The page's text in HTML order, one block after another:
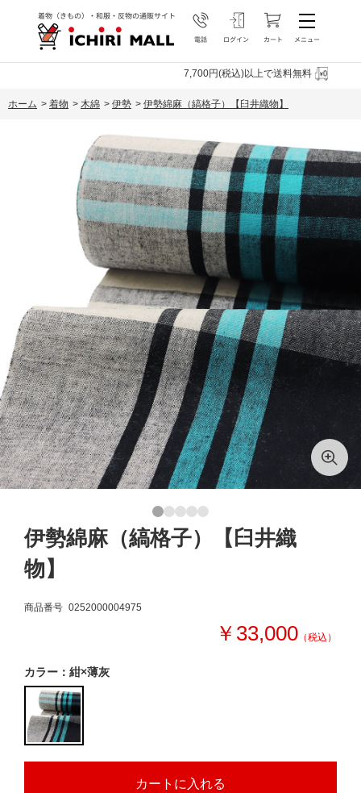
7,700円(税込)以上で送料無料
ホーム > 着物 > 木綿 > 伊勢 > 伊勢綿麻（縞格子）【臼井織物】
伊勢綿麻（縞格子）【臼井織
物】
商品番号 0252000004975
￥33,000 （税込）
カラー：紺×薄灰